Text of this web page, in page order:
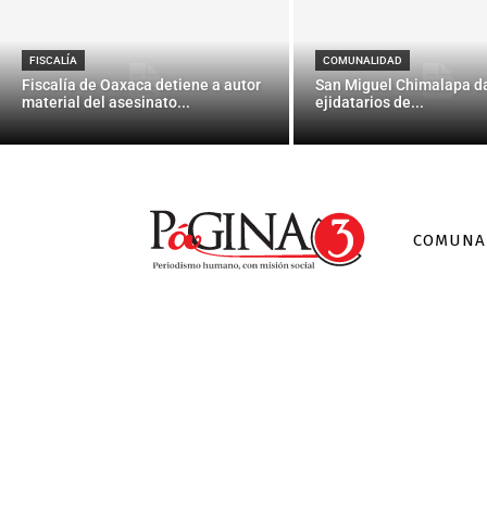
FISCALÍA
Fiscalía de Oaxaca detiene a autor
material del asesinato...
COMUNALIDAD
San Miguel Chimalapa
ejidatarios de...